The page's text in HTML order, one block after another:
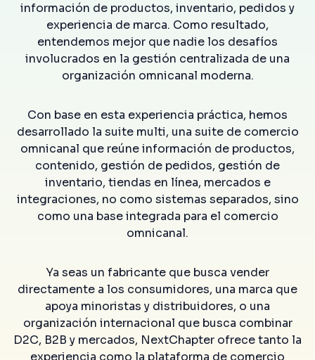
información de productos, inventario, pedidos y
experiencia de marca. Como resultado,
entendemos mejor que nadie los desafíos
involucrados en la gestión centralizada de una
organización omnicanal moderna.
Con base en esta experiencia práctica, hemos
desarrollado la suite multi, una suite de comercio
omnicanal que reúne información de productos,
contenido, gestión de pedidos, gestión de
inventario, tiendas en línea, mercados e
integraciones, no como sistemas separados, sino
como una base integrada para el comercio
omnicanal.
Ya seas un fabricante que busca vender
directamente a los consumidores, una marca que
apoya minoristas y distribuidores, o una
organización internacional que busca combinar
D2C, B2B y mercados, NextChapter ofrece tanto la
experiencia como la plataforma de comercio